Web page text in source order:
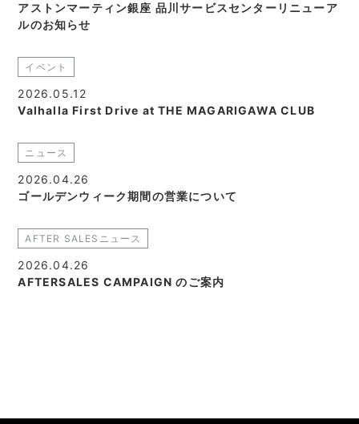
アストンマーティン銀座 品川サービスセンターリニューア
ルのお知らせ
イベント
2026.05.12
Valhalla First Drive at THE MAGARIGAWA CLUB
ニュース
2026.04.26
ゴールデンウィーク期間の営業について
AFTER SALESニュース
2026.04.26
AFTERSALES CAMPAIGN のご案内